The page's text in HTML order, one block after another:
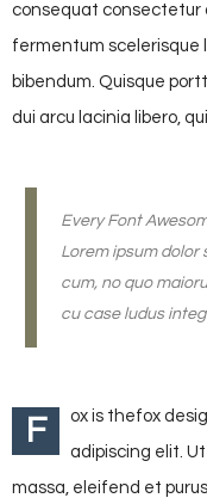
consequat consectetur
fermentum scelerisque
bibendum. Quisque
dui arcu lacinia libero,
Every Font
Lorem ipsum dolor
cum, no quo
cu case ludus
F
ox is thefox
adipiscing elit.
massa, eleifend et